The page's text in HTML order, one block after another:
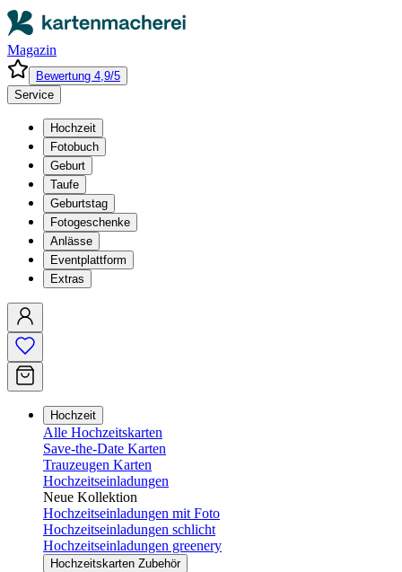
Magazin
Bewertung 4,9/5
Service
Hochzeit
Fotobuch
Geburt
Taufe
Geburtstag
Fotogeschenke
Anlässe
Eventplattform
Extras
Hochzeit
Alle Hochzeitskarten
Save-the-Date Karten
Trauzeugen Karten
Hochzeitseinladungen
Neue Kollektion
Hochzeitseinladungen mit Foto
Hochzeitseinladungen schlicht
Hochzeitseinladungen greenery
Hochzeitskarten Zubehör